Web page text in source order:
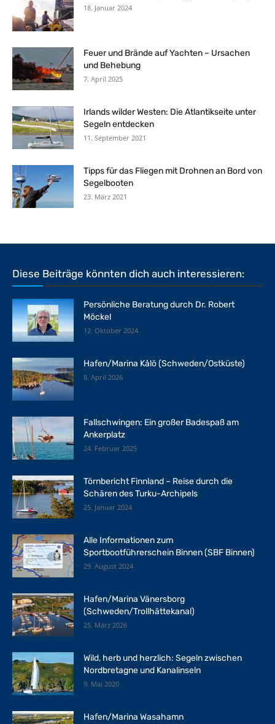
18. Januar 2024
Feuer und Brände auf Yachten – Ursachen
und Behebung
7. April 2025
Irlands wilder Westen: Die Atlantikseite unter
Segeln entdecken
11. September 2021
Tipps für das Fliegen mit Drohnen an Bord von
Segelbooten
23. März 2021
Diese Beiträge könnten dich auch interessieren:
Persönliche Beratung durch Dr. Robert
Möckel
12. Oktober 2024
Hafen/Marina Kålö (Schweden/Ostküste)
8. April 2026
Fallschwingen: Ein großer Badespaß am
Ankerplatz
24. Februar 2025
Törnbericht Finnland – Reise durch die
Schären des Turku-Archipels
25. Januar 2024
Alle Informationen zum
Sportbootführerschein Binnen (SBF Binnen)
29. August 2024
Hafen/Marina Vänersborg
(Schweden/Trollhättekanal)
25. März 2026
Wild, herb und herzlich: Segeln zwischen
Nordbretagne und Kanalinseln
9. Mai 2020
Hafen/Marina Wasahamn